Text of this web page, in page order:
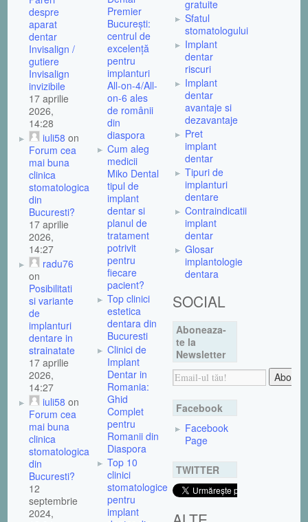
despre
aparat
dentar
Invisalign /
gutiere
Invisalign
invizibile
17 aprilie
2026,
14:28
iuli58 on
Forum cea
mai buna
clinica
stomatologica
din
Bucuresti?
17 aprilie
2026,
14:27
radu76
on
Posibilitati
si variante
de
implanturi
dentare in
strainatate
17 aprilie
2026,
14:27
iuli58 on
Forum cea
mai buna
clinica
stomatologica
din
Bucuresti?
12
septembrie
2024,
Premier
București:
centrul de
excelență
pentru
implanturi
All-on-4/All-
on-6 ales
de românii
din
diaspora
Cum aleg
medicii
Miko Dental
tipul de
implant
dentar si
planul de
tratament
potrivit
pentru
fiecare
pacient?
Top clinici
estetica
dentara din
Bucuresti
Clinici de
Implant
Dentar in
Romania:
Ghid
Complet
pentru
Romanii din
Diaspora
Top 10
clinici
stomatologice
pentru
implant
gratuite
Sfatul
stomatologului
Implant
dentar
riscuri
Implant
dentar
avantaje si
dezavantaje
Pret
implant
dentar
Tipuri de
implanturi
dentare
Contraindicatii
implant
dentar
Glosar
implantologie
dentara
SOCIAL
Aboneaza-
te la
Newsletter
Facebook
Facebook
Page
TWITTER